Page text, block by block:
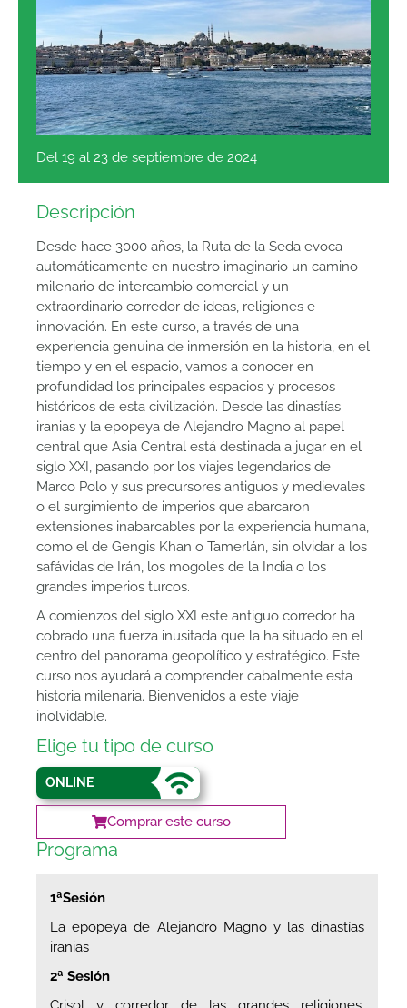
Del 19 al 23 de septiembre de 2024
Descripción
Desde hace 3000 años, la Ruta de la Seda evoca
automáticamente en nuestro imaginario un camino
milenario de intercambio comercial y un
extraordinario corredor de ideas, religiones e
innovación. En este curso, a través de una
experiencia genuina de inmersión en la historia, en el
tiempo y en el espacio, vamos a conocer en
profundidad los principales espacios y procesos
históricos de esta civilización. Desde las dinastías
iranias y la epopeya de Alejandro Magno al papel
central que Asia Central está destinada a jugar en el
siglo XXI, pasando por los viajes legendarios de
Marco Polo y sus precursores antiguos y medievales
o el surgimiento de imperios que abarcaron
extensiones inabarcables por la experiencia humana,
como el de Gengis Khan o Tamerlán, sin olvidar a los
safávidas de Irán, los mogoles de la India o los
grandes imperios turcos.
A comienzos del siglo XXI este antiguo corredor ha
cobrado una fuerza inusitada que la ha situado en el
centro del panorama geopolítico y estratégico. Este
curso nos ayudará a comprender cabalmente esta
historia milenaria. Bienvenidos a este viaje
inolvidable.
Elige tu tipo de curso
ONLINE
Comprar este curso
Programa
1ªSesión
La epopeya de Alejandro Magno y las dinastías
iranias
2ª Sesión